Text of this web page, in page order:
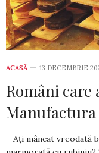
ACASĂ 13 DECEMBRIE
Români care
– Ați mâncat vreodată